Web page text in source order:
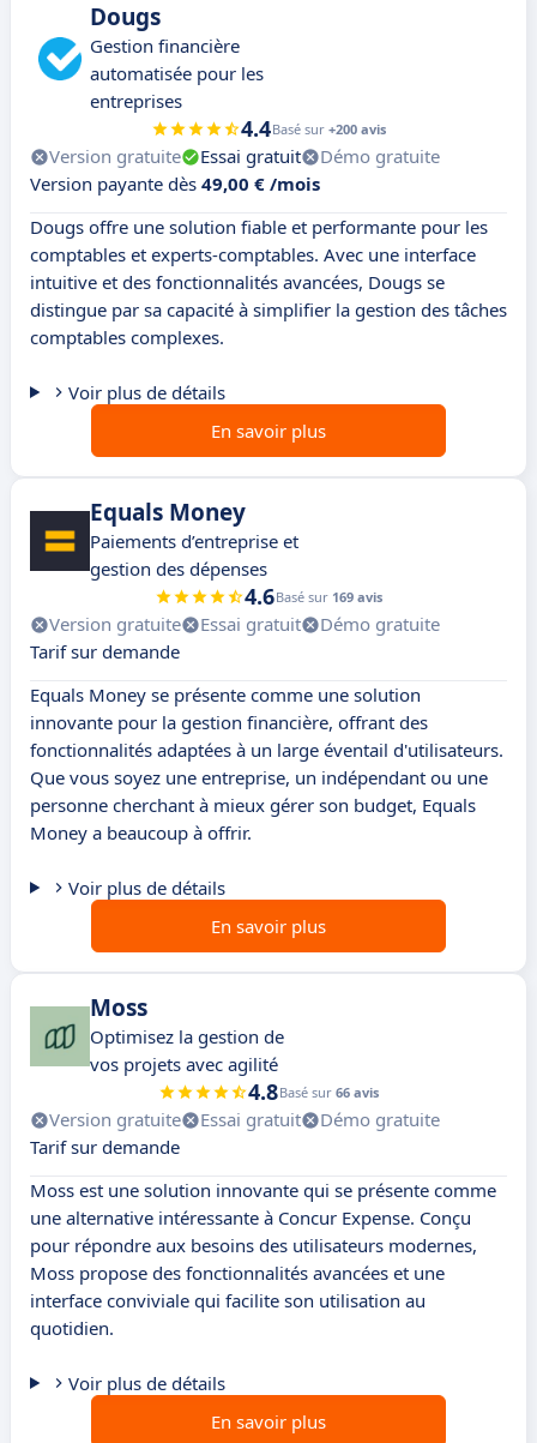
Dougs
Gestion financière
automatisée pour les
entreprises
4.4Basé sur +200 avis
Version gratuite Essai gratuit
Démo gratuite
Version payante dès 49,00 € /mois
Dougs offre une solution fiable et performante pour les
comptables et experts-comptables. Avec une interface
intuitive et des fonctionnalités avancées, Dougs se
distingue par sa capacité à simplifier la gestion des tâches
comptables complexes.
Voir plus de détails
En savoir plus
Equals Money
Paiements d’entreprise et
gestion des dépenses
4.6Basé sur 169 avis
Version gratuite Essai gratuit
Démo gratuite
Tarif sur demande
Equals Money se présente comme une solution
innovante pour la gestion financière, offrant des
fonctionnalités adaptées à un large éventail d'utilisateurs.
Que vous soyez une entreprise, un indépendant ou une
personne cherchant à mieux gérer son budget, Equals
Money a beaucoup à offrir.
Voir plus de détails
En savoir plus
Moss
Optimisez la gestion de
vos projets avec agilité
4.8Basé sur 66 avis
Version gratuite Essai gratuit
Démo gratuite
Tarif sur demande
Moss est une solution innovante qui se présente comme
une alternative intéressante à Concur Expense. Conçu
pour répondre aux besoins des utilisateurs modernes,
Moss propose des fonctionnalités avancées et une
interface conviviale qui facilite son utilisation au
quotidien.
Voir plus de détails
En savoir plus